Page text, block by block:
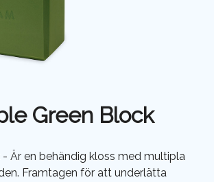
Green Block
- Är en behändig kloss med multipla
Framtagen för att underlätta